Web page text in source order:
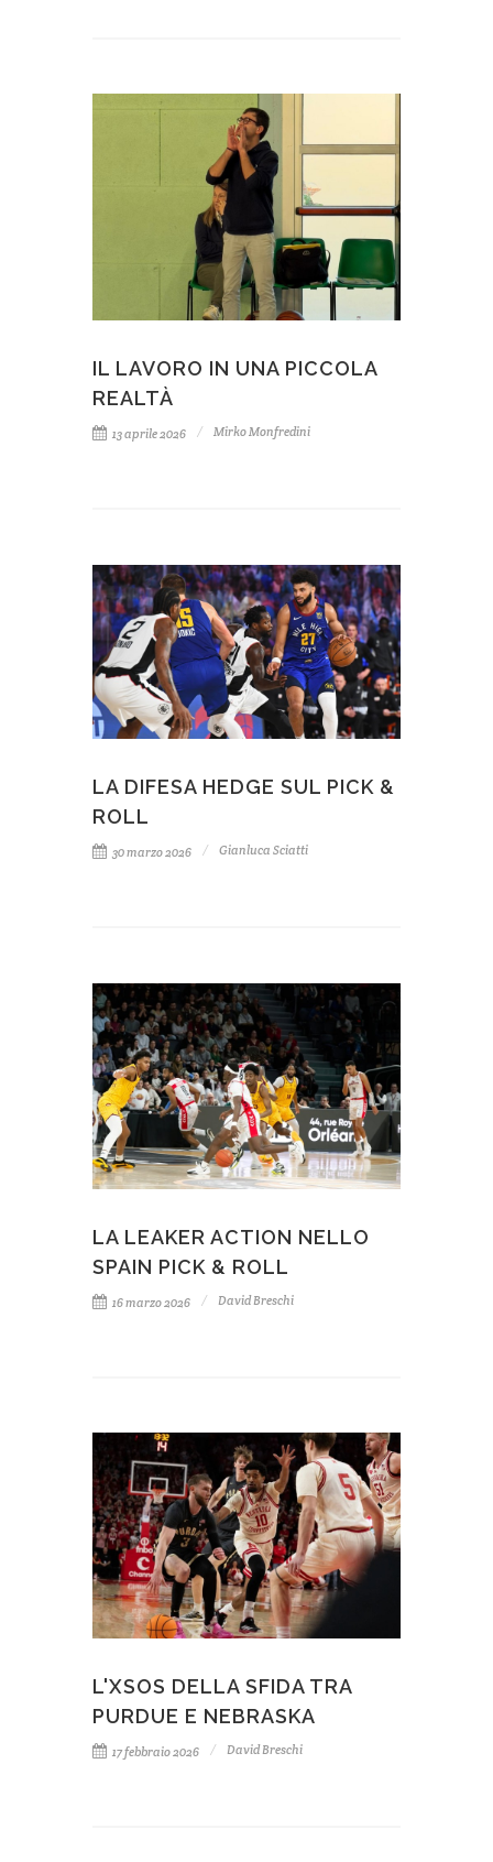
IL LAVORO IN UNA PICCOLA
REALTÀ
13 aprile 2026 Mirko Monfredini
LA DIFESA HEDGE SUL PICK &
ROLL
30 marzo 2026 Gianluca Sciatti
LA LEAKER ACTION NELLO
SPAIN PICK & ROLL
16 marzo 2026 David Breschi
L'XSOS DELLA SFIDA TRA
PURDUE E NEBRASKA
17 febbraio 2026 David Breschi